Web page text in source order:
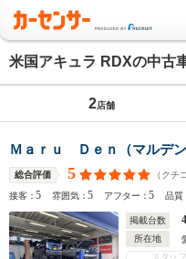
米国アキュラ RDXの中古
2店舗
Ｍａｒｕ Ｄｅｎ（マルデン
総合評価 5 （クチ
接客：5 雰囲気：5 アフター：5 品質
掲載台数 4
所在地
スタッフ